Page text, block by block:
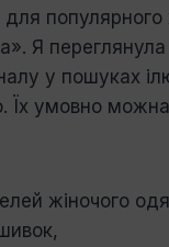
Я
у пошуках
Їх умовно
жіночого